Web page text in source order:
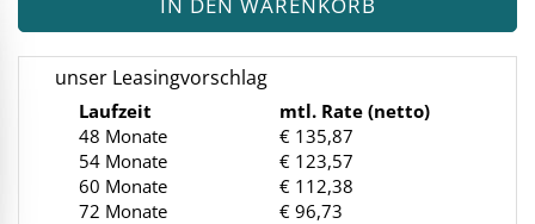
unser Leasingvorschlag
Laufzeit
mtl. Rate (netto)
48 Monate
€ 135,87
54 Monate
€ 123,57
60 Monate
€ 112,38
72 Monate
€ 96,73